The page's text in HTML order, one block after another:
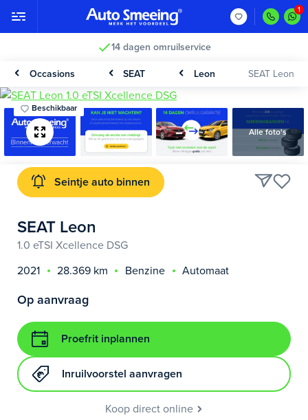
14 dagen omruilservice
Occasions SEAT Leon SEAT Leon
Beschikbaar
Alle foto's
Seintje auto binnen
SEAT Leon
1.0 eTSI Xcellence DSG
2021
28.369 km Benzine Automaat
Op aanvraag
Proefrit inplannen
Inruilvoorstel aanvragen
Koop direct online